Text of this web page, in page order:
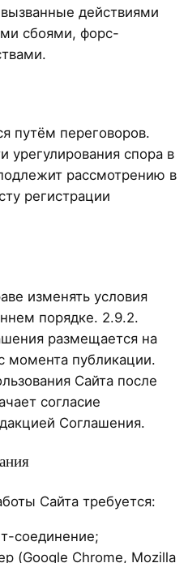
действиями
сбоями, форс-
путём переговоров.
урегулирования спора в
рассмотрению в
регистрации
изменять условия
порядке. 2.9.2.
размещается на
момента публикации.
Сайта после
согласие
Соглашения.
Сайта требуется:
соединение;
(Google Chrome, Mozilla